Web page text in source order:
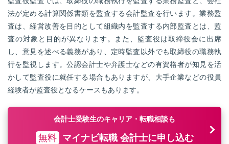
法が定める計算関係書類を監査する会計監査を行います。業務監
査は、経営改善を目的として組織内を監査する内部監査とは、監
査の対象と目的が異なります。また、監査役は取締役会に出席
し、意見を述べる義務があり、定時監査以外でも取締役の職務執
行を監視します。公認会計士や弁護士などの有資格者が知見を活
かして監査役に就任する場合もありますが、大手企業などの役員
経験者が監査役となるケースもあります。
会計士受験生のキャリア・転職相談も
無料 マイナビ転職 会計士に申し込む